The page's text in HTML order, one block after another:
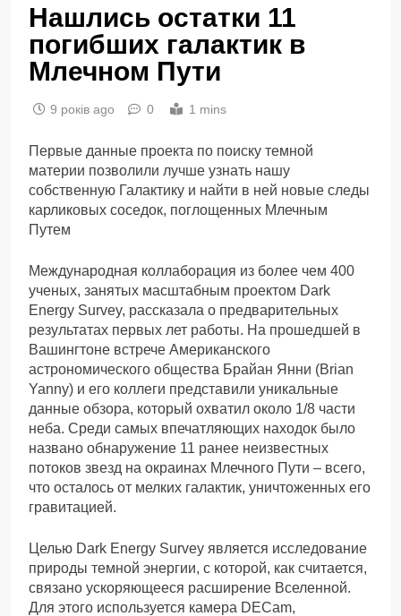
Нашлись остатки 11
погибших галактик в
Млечном Пути
9 років ago 0 1 mins
Первые данные проекта по поиску темной
материи позволили лучше узнать нашу
собственную Галактику и найти в ней новые следы
карликовых соседок, поглощенных Млечным
Путем
Международная коллаборация из более чем 400
ученых, занятых масштабным проектом Dark
Energy Survey, рассказала о предварительных
результатах первых лет работы. На прошедшей в
Вашингтоне встрече Американского
астрономического общества Брайан Янни (Brian
Yanny) и его коллеги представили уникальные
данные обзора, который охватил около 1/8 части
неба. Среди самых впечатляющих находок было
названо обнаружение 11 ранее неизвестных
потоков звезд на окраинах Млечного Пути – всего,
что осталось от мелких галактик, уничтоженных его
гравитацией.
Целью Dark Energy Survey является исследование
природы темной энергии, с которой, как считается,
связано ускоряющееся расширение Вселенной.
Для этого используется камера DECam,